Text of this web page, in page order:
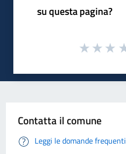
su questa pagina?
Contatta il comune
Leggi le domande frequenti